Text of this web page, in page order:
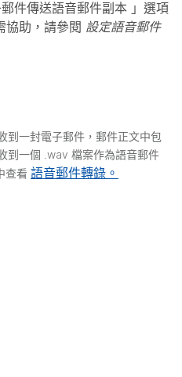
郵件傳送語音郵件副本 」選項
協助，請參閱 設定語音郵件
到一封電子郵件，郵件正文中包
到一個 .wav 檔案作為語音郵件
查看 語音郵件轉錄。